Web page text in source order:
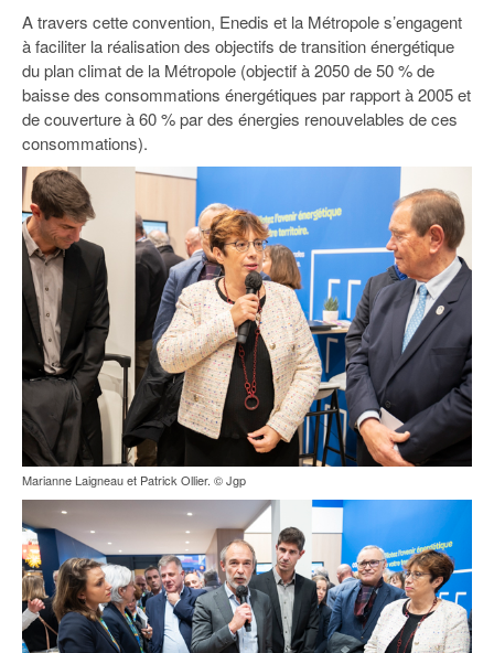
93
94
95
Ecouter les épisodes
A travers cette convention, Enedis et la Métropole s’engagent
à faciliter la réalisation des objectifs de transition énergétique
du plan climat de la Métropole (objectif à 2050 de 50 % de
baisse des consommations énergétiques par rapport à 2005 et
de couverture à 60 % par des énergies renouvelables de ces
consommations).
Marianne Laigneau et Patrick Ollier. © Jgp